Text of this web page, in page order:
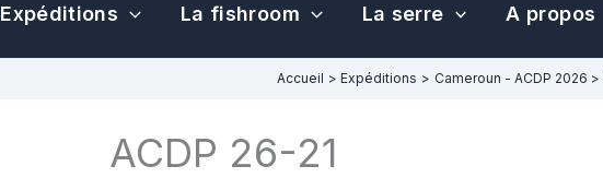
Expéditions La fishroom La serre A propos
Accueil Expéditions Cameroun - ACDP 2026
ACDP 26-21